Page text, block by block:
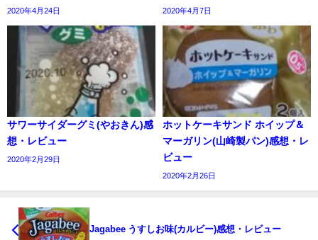
2020年4月24日 2020年4月7日
サワーサイダーグミ(やおきん)感
想・レビュー
2020年2月29日
ホットケーキサンド ホイップ＆
マーガリン(山崎製パン)感想・レ
ビュー
2020年2月26日
Jagabee うすしお味(カルビー)感想・レビュー